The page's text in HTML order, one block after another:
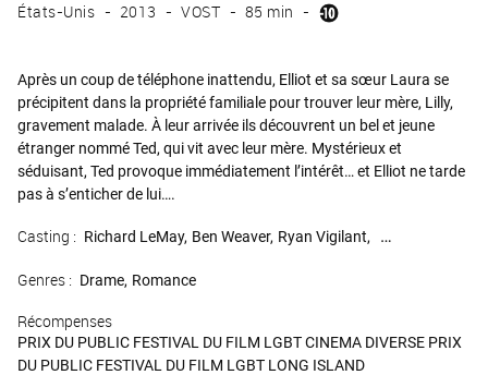
États-Unis 2013 VOST 85 min
Après un coup de téléphone inattendu, Elliot et sa sœur Laura se
précipitent dans la propriété familiale pour trouver leur mère, Lilly,
gravement malade. À leur arrivée ils découvrent un bel et jeune
étranger nommé Ted, qui vit avec leur mère. Mystérieux et
séduisant, Ted provoque immédiatement l’intérêt… et Elliot ne tarde
pas à s’enticher de lui….
Casting : Richard LeMay Ben Weaver Ryan Vigilant Karmine Alers
Genres : Drame Romance
Récompenses
PRIX DU PUBLIC FESTIVAL DU FILM LGBT CINEMA DIVERSE PRIX
DU PUBLIC FESTIVAL DU FILM LGBT LONG ISLAND